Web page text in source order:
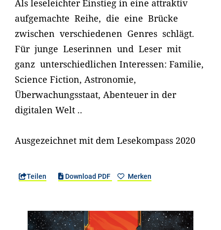
Als leseleichter Einstieg in eine attraktiv
aufgemachte Reihe, die eine Brücke
zwischen verschiedenen Genres schlägt.
Für junge Leserinnen und Leser mit
ganz unterschiedlichen Interessen: Familie,
Science Fiction, Astronomie,
Überwachungsstaat, Abenteuer in der
digitalen Welt ..
Ausgezeichnet mit dem Lesekompass 2020
Teilen Download PDF Merken